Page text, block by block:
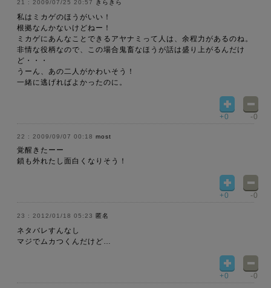
2009/07/25 20:57 きらきら
私はミカゲのほうがいい！
根拠なんかないけどねー！
ミカゲにあんなことできるアヤナミって人は、余程力があるのね。
非情な役柄なので、この場合鬼畜なほうが話は盛り上がるんだけ
ど・・・
うーん、あの二人がかわいそう！
一緒に逃げればよかったのに。
+0 -0
2009/09/07 00:18 most
覚醒きたーー
鎖も外れたし面白くなりそう！
+0 -0
2012/01/18 05:23 匿名
ネタバレすんなし
マジでムカつくんだけど…
+0 -0